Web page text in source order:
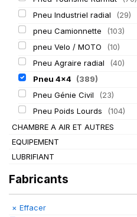
Pneu Industriel radial
(29)
pneu Camionnette
(103)
pneu Velo / MOTO
(10)
Pneu Agraire radial
(40)
Pneu 4x4 (389)
Pneu Génie Civil
(23)
Pneu Poids Lourds
(104)
CHAMBRE A AIR ET AUTRES
EQUIPEMENT
LUBRIFIANT
Fabricants
× Effacer